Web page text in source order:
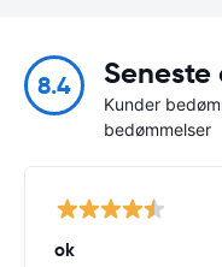
8.4
Kunder
bedømmelser
ok